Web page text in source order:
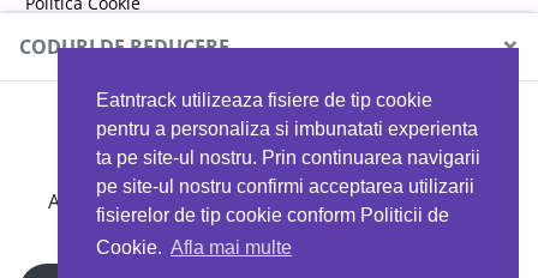
Eatntrack utilizeaza fisiere de tip cookie
pentru a personaliza si imbunatati experienta
ta pe site-ul nostru. Prin continuarea navigarii
pe site-ul nostru confirmi acceptarea utilizarii
fisierelor de tip cookie conform Politicii de
Cookie. Afla mai multe
Politica de confidențialitate
CODURI DE REDUCERE ×
MYPROTEIN
Ai 40%reducere la orice comandă folosind codul
EATTRACK